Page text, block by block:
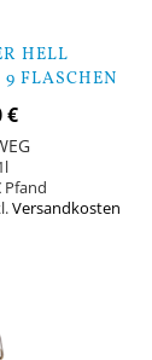
HELL
FLASCHEN
€
Versandkosten